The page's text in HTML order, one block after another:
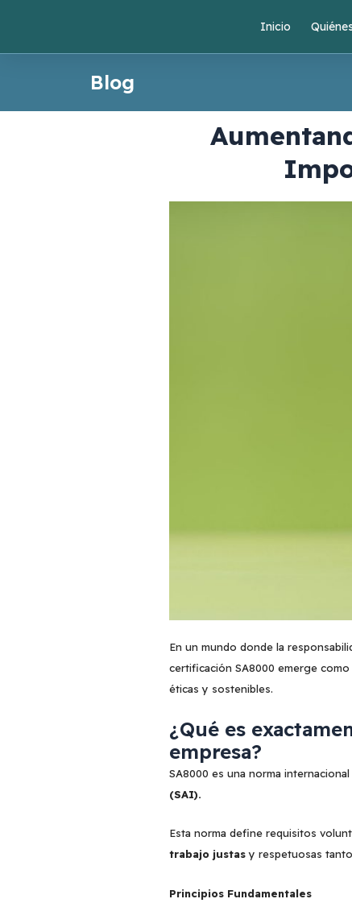
contenido
Inicio
Blog
En un mundo donde la
certificación SA8000 emerge
éticas y sostenibles.
¿Qué es
empresa?
SA8000 es una norma
(SAI).
Esta norma define requisitos
trabajo justasy respetuosas
Principios Fundamentales